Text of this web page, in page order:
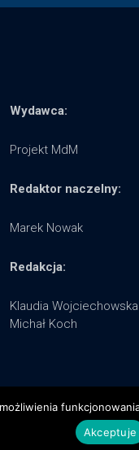
Wydawca:
Projekt MdM
Redaktor naczelny:
Marek Nowak
Redakcja:
Klaudia Wojciechowska
Michał Koch
Akceptuje